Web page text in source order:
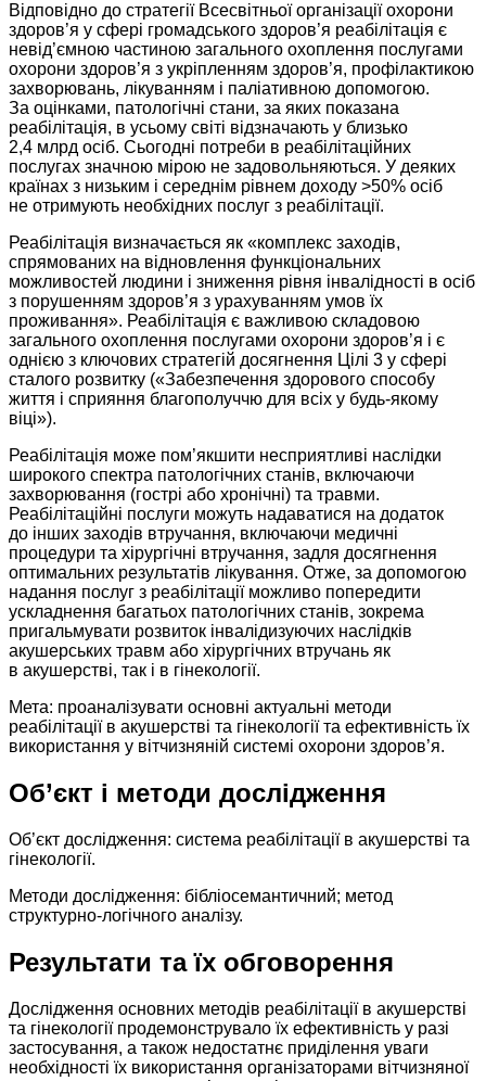
Відповідно до стратегії Всесвітньої організації охорони
здоров’я у сфері громадського здоров’я реабілітація є
невід’ємною частиною загального охоплення послугами
охорони здоров’я з укріпленням здоров’я, профілактикою
захворювань, лікуванням і паліативною допомогою.
За оцінками, патологічні стани, за яких показана
реабілітація, в усьому світі відзначають у близько
2,4 млрд осіб. Сьогодні потреби в реабілітаційних
послугах значною мірою не задовольняються. У деяких
країнах з низьким і середнім рівнем доходу >50% осіб
не отримують необхідних послуг з реабілітації.
Реабілітація визначається як «комплекс заходів,
спрямованих на відновлення функціональних
можливостей людини і зниження рівня інвалідності в осіб
з порушенням здоров’я з урахуванням умов їх
проживання». Реабілітація є важливою складовою
загального охоплення послугами охорони здоров’я і є
однією з ключових стратегій досягнення Цілі 3 у сфері
сталого розвитку («Забезпечення здорового способу
життя і сприяння благополуччю для всіх у будь-якому
віці»).
Реабілітація може пом’якшити несприятливі наслідки
широкого спектра патологічних станів, включаючи
захворювання (гострі або хронічні) та травми.
Реабілітаційні послуги можуть надаватися на додаток
до інших заходів втручання, включаючи медичні
процедури та хірургічні втручання, задля досягнення
оптимальних результатів лікування. Отже, за допомогою
надання послуг з реабілітації можливо попередити
ускладнення багатьох патологічних станів, зокрема
пригальмувати розвиток інвалідизуючих наслідків
акушерських травм або хірургічних втручань як
в акушерстві, так і в гінекології.
Мета: проаналізувати основні актуальні методи
реабілітації в акушерстві та гінекології та ефективність їх
використання у вітчизняній системі охорони здоров’я.
Об’єкт і методи дослідження
Об’єкт дослідження: система реабілітації в акушерстві та
гінекології.
Методи дослідження: бібліосемантичний; метод
структурно-логічного аналізу.
Результати та їх обговорення
Дослідження основних методів реабілітації в акушерстві
та гінекології продемонструвало їх ефективність у разі
застосування, а також недостатнє приділення уваги
необхідності їх використання організаторами вітчизняної